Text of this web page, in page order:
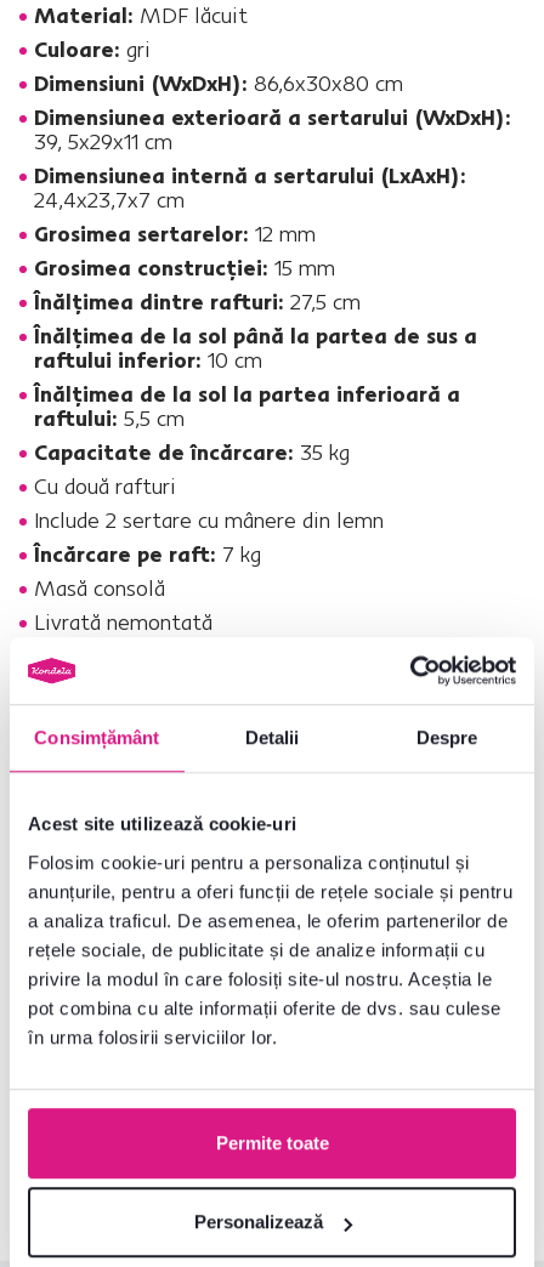
Consimțământ Detalii Despre
Acest site utilizează cookie-uri
Folosim cookie-uri pentru a personaliza conținutul și
anunțurile, pentru a oferi funcții de rețele sociale și pentru
a analiza traficul. De asemenea, le oferim partenerilor de
rețele sociale, de publicitate și de analize informații cu
privire la modul în care folosiți site-ul nostru. Aceștia le
pot combina cu alte informații oferite de dvs. sau culese
în urma folosirii serviciilor lor.
Permite toate
Personalizează
Material: MDF lăcuit
Culoare: gri
Dimensiuni (WxDxH): 86,6x30x80 cm
Dimensiunea exterioară a sertarului (WxDxH):
39, 5x29x11 cm
Dimensiunea internă a sertarului (LxAxH):
24,4x23,7x7 cm
Grosimea sertarelor: 12 mm
Grosimea construcţiei: 15 mm
Înălţimea dintre rafturi: 27,5 cm
Înălţimea de la sol până la partea de sus a
raftului inferior: 10 cm
Înălţimea de la sol la partea inferioară a
raftului: 5,5 cm
Capacitate de încărcare: 35 kg
Cu două rafturi
Include 2 sertare cu mânere din lemn
Încărcare pe raft: 7 kg
Masă consolă
Livrată nemontată
Parametri de bază
Informații despre ambalare
Instrucțiuni de asamblare
Nu ați găsit informațiile dorite?
Contactați-ne și vă vom ajuta cu plăcere